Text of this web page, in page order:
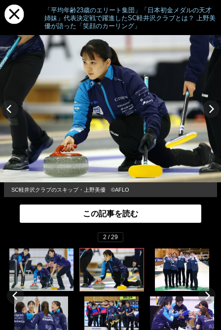
「平均年齢23歳のエリート集団」「日本初金メダルの天才
姉妹」代表決定戦で躍進したSC軽井沢クラブとは？ 上野美
優が語った「笑顔のカーリング」
SC軽井沢クラブのスキップ・上野美優 ©AFLO
この記事を読む
2 / 29